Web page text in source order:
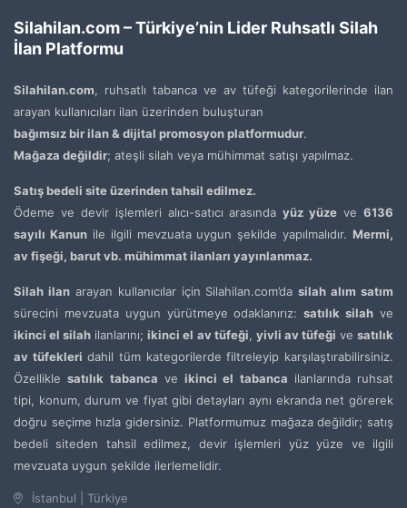
Silahilan.com – Türkiye’nin Lider Ruhsatlı Silah
İlan Platformu
Silahilan.com, ruhsatlı tabanca ve av tüfeği kategorilerinde ilan
arayan kullanıcıları ilan üzerinden buluşturan
bağımsız bir ilan & dijital promosyon platformudur.
Mağaza değildir; ateşli silah veya mühimmat satışı yapılmaz.
Satış bedeli site üzerinden tahsil edilmez.
Ödeme ve devir işlemleri alıcı-satıcı arasındayüz yüze ve6136
sayılı Kanunile ilgili mevzuata uygun şekilde yapılmalıdır. Mermi,
av fişeği, barut vb. mühimmat ilanları yayınlanmaz.
Silah ilanarayan kullanıcılar için Silahilan.com’dasilah alım satım
sürecini mevzuata uygun yürütmeye odaklanırız:satılık silah ve
ikinci el silah ilanlarını;ikinci el av tüfeği, yivli av tüfeği vesatılık
av tüfekleri dahil tüm kategorilerde filtreleyip karşılaştırabilirsiniz.
Özelliklesatılık tabanca ve ikinci el tabanca ilanlarında ruhsat
tipi, konum, durum ve fiyat gibi detayları aynı ekranda net görerek
doğru seçime hızla gidersiniz. Platformumuz mağaza değildir; satış
bedeli siteden tahsil edilmez, devir işlemleri yüz yüze ve ilgili
mevzuata uygun şekilde ilerlemelidir.
İstanbul | Türkiye